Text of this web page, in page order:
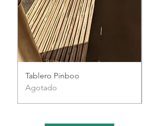
Tablero Pinboo
Agotado